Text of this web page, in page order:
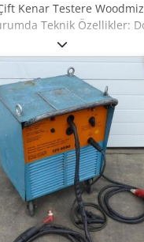
Kenar Testere
Teknik Özellikler:
genişliği: 550 mm Kesim
genişliği: 60 mm
ayarı: Elektrikli
bıçak çapı: 2 x
Kademesiz 0 - 25 m/dak
4900 mm Makine genişliği:
1250 mm Çalışma
değişiklikleri saklıdır,